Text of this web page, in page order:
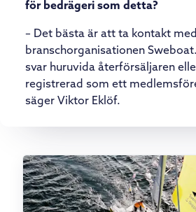
för bedrägeri som detta?
– Det bästa är att ta kontakt med
branschorganisationen
svar huruvida återförsäljaren
registrerad som ett
säger Viktor Eklöf.